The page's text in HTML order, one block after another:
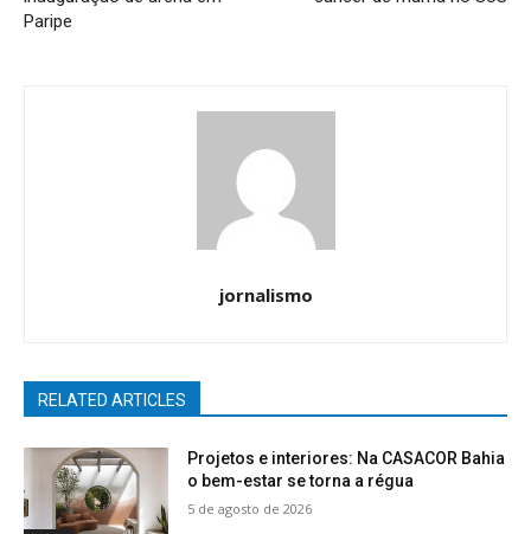
Paripe
jornalismo
RELATED ARTICLES
Projetos e interiores: Na CASACOR Bahia
o bem-estar se torna a régua
5 de agosto de 2026